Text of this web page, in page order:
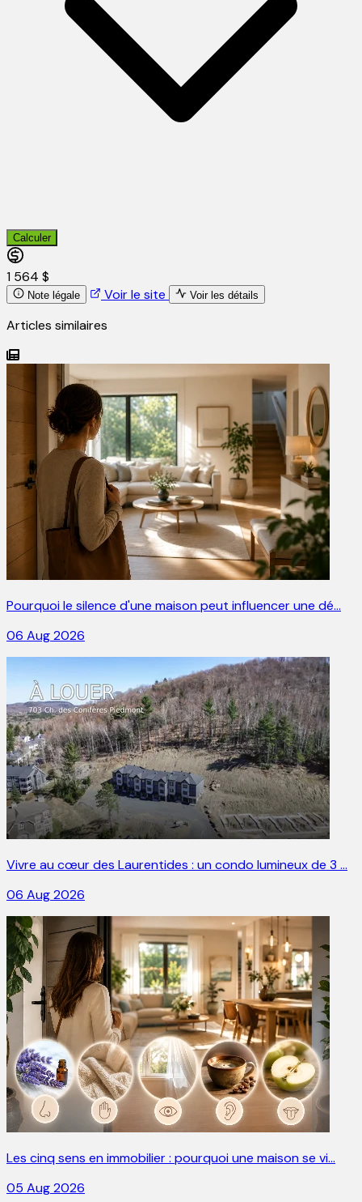
Calculer
1 564 $
Note légale Voir le site Voir les détails
Articles similaires
Pourquoi le silence d'une maison peut influencer une dé…
06 Aug 2026
Vivre au cœur des Laurentides : un condo lumineux de 3 …
06 Aug 2026
Les cinq sens en immobilier : pourquoi une maison se vi…
05 Aug 2026